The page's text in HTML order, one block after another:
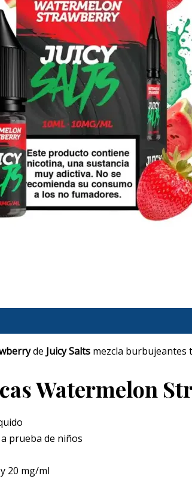
de Juicy Salts mezcla burbujeantes
Watermelon
prueba de niños
20 mg/ml